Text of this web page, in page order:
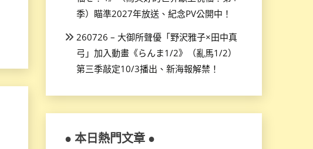
季）瞄準2027年放送、紀念PV公開中！
260726 – 大御所聲優「野沢雅子×田中真
弓」加入動畫《らんま1/2》（亂馬1/2）
第三季敲定10/3播出、新海報解禁！
● 本日熱門文章 ●